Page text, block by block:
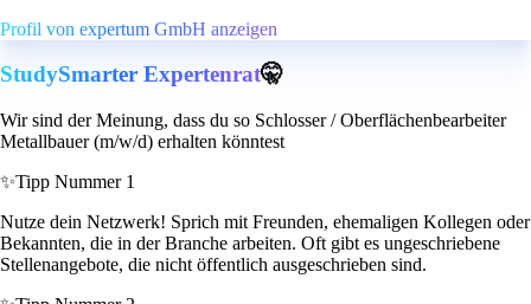
Profil von expertum GmbH anzeigen
StudySmarter Expertenrat🤫
Wir sind der Meinung, dass du so Schlosser / Oberflächenbearbeiter
Metallbauer (m/w/d) erhalten könntest
✨Tipp Nummer 1
Nutze dein Netzwerk! Sprich mit Freunden, ehemaligen Kollegen oder
Bekannten, die in der Branche arbeiten. Oft gibt es ungeschriebene
Stellenangebote, die nicht öffentlich ausgeschrieben sind.